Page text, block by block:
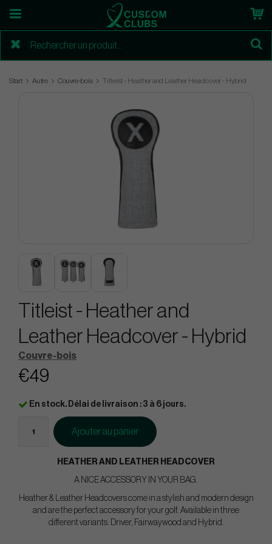
Start Autre Couvre-bois Titleist - Heather and Leather Headcover - Hybrid
Titleist - Heather and
Leather Headcover - Hybrid
Couvre-bois
€49
En stock. Délai de livraison : 3 à 6 jours.
Ajouter au panier
HEATHER AND LEATHER HEADCOVER
A NICE ACCESSORY IN YOUR BAG.
Heather & Leather Headcovers come in a stylish and modern design
and are the perfect accessory for your golf. Available in three
different variants: Driver, Fairwaywood and Hybrid.